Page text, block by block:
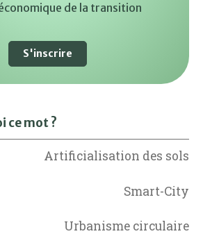
économique de la transition
S'inscrire
ce mot ?
Artificialisation des sols
Smart-City
Urbanisme circulaire